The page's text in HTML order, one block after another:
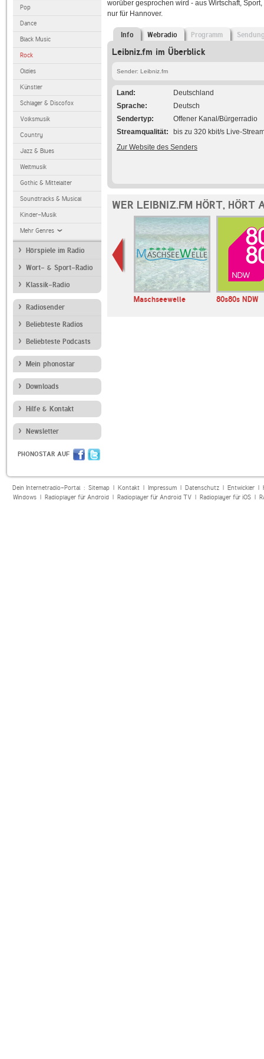
Pop
Dance
Black Music
Rock
Oldies
Künstler
Schlager & Discofox
Volksmusik
Country
Jazz & Blues
Weltmusik
Gothic & Mittelalter
Soundtracks & Musical
Kinder-Musik
Mehr Genres
Hörspiele im Radio
Wort- & Sport-Radio
Klassik-Radio
Radiosender
Beliebteste Radios
Beliebteste Podcasts
Mein phonostar
Downloads
Hilfe & Kontakt
Newsletter
PHONOSTAR AUF
worüber gesprochen wird - aus Wirtschaft,
nur für Hannover.
Info Webradio Programm
Leibniz.fm im Überblick
Sender: Leibniz.fm
Land
Deutschland
Sprache
Deutsch
Sendertyp
Offener Kanal/Bürgerradio
Streamqualität
bis zu 320 kbit/s Live-
Zur Website des Senders
WER LEIBNIZ.FM HÖRT, HÖRT
FFH TOP HIT RADIO FFH Rock Maschseewelle 80s80s NDW
Dein Internetradio-Portal : Sitemap| Kontakt| Impressum| Datenschutz| Entwickler|
Windows| Radioplayer für Android| Radioplayer für Android TV| Radioplayer für iOS|